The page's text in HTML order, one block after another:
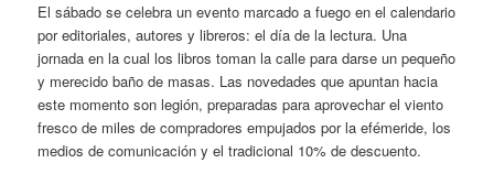
El sábado se celebra un evento marcado a fuego en el calendario
por editoriales, autores y libreros: el día de la lectura. Una
jornada en la cual los libros toman la calle para darse un pequeño
y merecido baño de masas. Las novedades que apuntan hacia
este momento son legión, preparadas para aprovechar el viento
fresco de miles de compradores empujados por la efémeride, los
medios de comunicación y el tradicional 10% de descuento.